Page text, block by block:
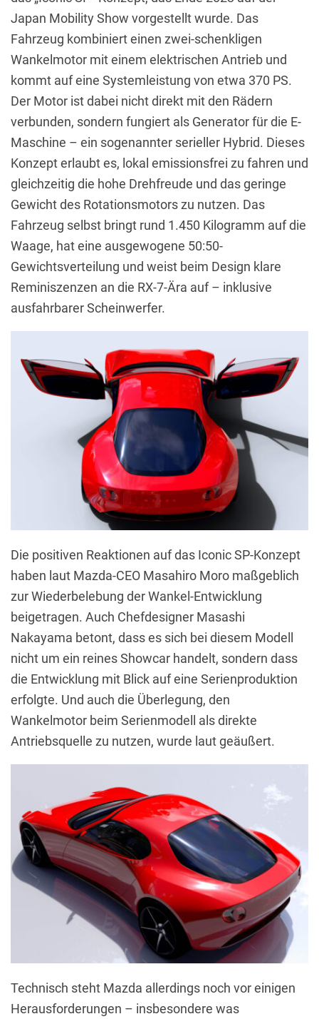
Japan Mobility Show vorgestellt wurde. Das
Fahrzeug kombiniert einen zwei-schenkligen
Wankelmotor mit einem elektrischen Antrieb und
kommt auf eine Systemleistung von etwa 370 PS.
Der Motor ist dabei nicht direkt mit den Rädern
verbunden, sondern fungiert als Generator für die E-
Maschine – ein sogenannter serieller Hybrid. Dieses
Konzept erlaubt es, lokal emissionsfrei zu fahren und
gleichzeitig die hohe Drehfreude und das geringe
Gewicht des Rotationsmotors zu nutzen. Das
Fahrzeug selbst bringt rund 1.450 Kilogramm auf die
Waage, hat eine ausgewogene 50:50-
Gewichtsverteilung und weist beim Design klare
Reminiszenzen an die RX-7-Ära auf – inklusive
ausfahrbarer Scheinwerfer.
Die positiven Reaktionen auf das Iconic SP-Konzept
haben laut Mazda-CEO Masahiro Moro maßgeblich
zur Wiederbelebung der Wankel-Entwicklung
beigetragen. Auch Chefdesigner Masashi
Nakayama betont, dass es sich bei diesem Modell
nicht um ein reines Showcar handelt, sondern dass
die Entwicklung mit Blick auf eine Serienproduktion
erfolgte. Und auch die Überlegung, den
Wankelmotor beim Serienmodell als direkte
Antriebsquelle zu nutzen, wurde laut geäußert.
Technisch steht Mazda allerdings noch vor einigen
Herausforderungen – insbesondere was